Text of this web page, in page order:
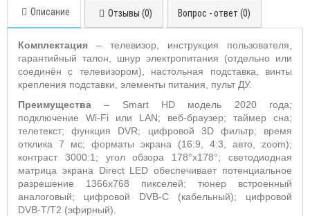
Описание Отзывы (0) Вопрос - ответ (0)
Комплектация – телевизор, инструкция пользователя,
гарантийный талон, шнур электропитания (отдельно или
соединён с телевизором), настольная подставка, винты
крепления подставки, элементы питания, пульт ДУ.
Преимущества– Smart HD модель 2020 года;
подключение Wi-Fi или LAN; веб-браузер; таймер сна;
телетекст; функция DVR; цифровой 3D фильтр; время
отклика 7 мс; форматы экрана (16:9, 4:3, авто, zoom);
контраст 3000:1; угол обзора 178°х178°; светодиодная
матрица экрана Direct LED обеспечивает потенциальное
разрешение 1366x768 пикселей; тюнер встроенный
аналоговый; цифровой DVB-C (кабельный); цифровой
DVB-T/T2 (эфирный).